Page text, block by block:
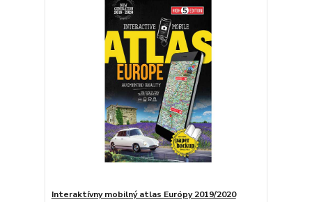
Interaktívny mobilný atlas Európy 2019/2020